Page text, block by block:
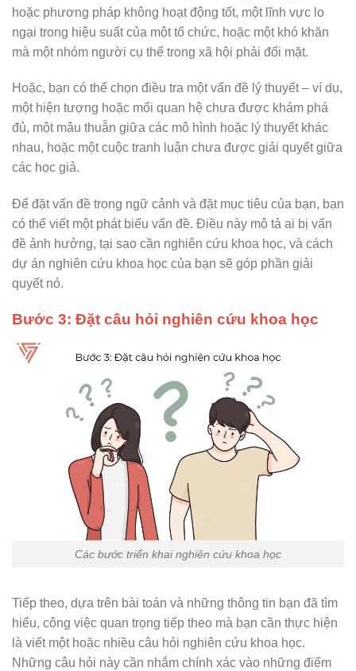
hoặc phương pháp không hoạt động tốt, một lĩnh vực lo
ngại trong hiệu suất của một tổ chức, hoặc một khó khăn
mà một nhóm người cụ thể trong xã hội phải đối mặt.
Hoặc, bạn có thể chọn điều tra một vấn đề lý thuyết – ví dụ,
một hiện tượng hoặc mối quan hệ chưa được khám phá
đủ, một mâu thuẫn giữa các mô hình hoặc lý thuyết khác
nhau, hoặc một cuộc tranh luận chưa được giải quyết giữa
các học giả.
Để đặt vấn đề trong ngữ cảnh và đặt mục tiêu của bạn, bạn
có thể viết một phát biểu vấn đề. Điều này mô tả ai bị vấn
đề ảnh hưởng, tại sao cần nghiên cứu khoa học, và cách
dự án nghiên cứu khoa học của bạn sẽ góp phần giải
quyết nó.
Bước 3: Đặt câu hỏi nghiên cứu khoa học
Các bước triển khai nghiên cứu khoa học
Tiếp theo, dựa trên bài toán và những thông tin bạn đã tìm
hiểu, công việc quan trọng tiếp theo mà bạn cần thực hiện
là viết một hoặc nhiều câu hỏi nghiên cứu khoa học.
Những câu hỏi này cần nhắm chính xác vào những điểm